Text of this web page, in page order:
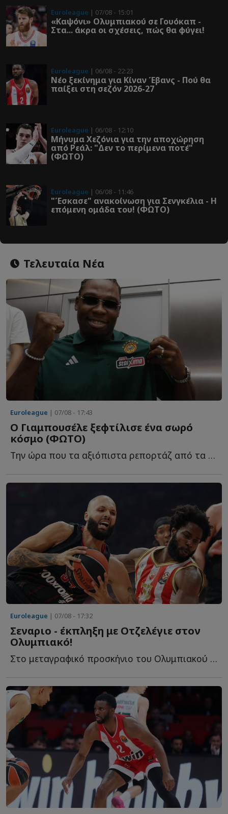
Euroleague | 07/08 - 15:01
«Καψόνι» Ολυμπιακού σε Γουόκαπ -
Στα... άκρα οι σχέσεις, πώς θα φύγει!
Euroleague | 06/08 - 22:23
Νέο ξεκίνημα για Κίναν Έβανς - Πού θα
παίξει στη σεζόν 2026-27
Euroleague | 06/08 - 12:10
Μήνυμα Χεζόνια για την αποχώρηση
από Ρεάλ: "Δεν το περίμενα ποτέ"
(ΦΩΤΟ)
Euroleague | 06/08 - 11:46
"Έσκασε" ανακοίνωση για Σενγκέλια - Η
επόμενη ομάδα του! (ΦΩΤΟ)
Τελευταία Νέα
Euroleague | 07/08 - 17:43
Ο Γιαμπουσέλε ξεφτίλισε ένα σωρό
κόσμο (ΦΩΤΟ)
Την ώρα που τα αξιόπιστα ρεπορτάζ από τα εργομετρικ�...
Euroleague | 07/08 - 17:32
Σεναριο - έκπληξη με Οτζελέγιε στον
Ολυμπιακό!
Στο μεταγραφικό προσκήνιο του Ολυμπιακού παραμένει η...